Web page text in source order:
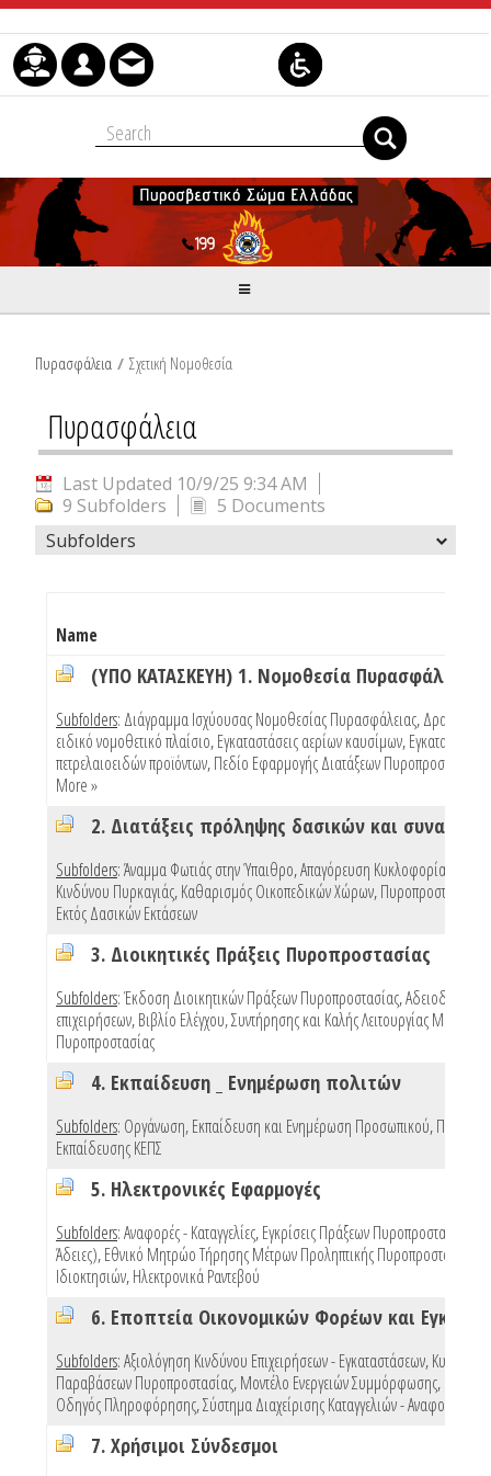
Skip to Content
Πυρασφάλεια / Σχετική Νομοθεσία
Πυρασφάλεια
Last Updated 10/9/25 9:34 AM
9 Subfolders
5 Documents
Subfolders
Name
(ΥΠΟ ΚΑΤΑΣΚΕΥΗ) 1. Νομοθεσία Πυρασφάλειας
Subfolders: Διάγραμμα Ισχύουσας Νομοθεσίας Πυρασφάλειας,
ειδικό νομοθετικό πλαίσιο,Εγκαταστάσεις αερίων καυσίμων,Εγκαταστάσεις
πετρελαιοειδών προϊόντων,Πεδίο Εφαρμογής Διατάξεων Πυροπροστασίας
More »
Subfolders:Άναμμα Φωτιάς στην Ύπαιθρο,Απαγόρευση Κυκλοφορίας Λόγω
Κινδύνου Πυρκαγιάς,Καθαρισμός Οικοπεδικών Χώρων,Πυροπροστασία
Εκτός Δασικών Εκτάσεων
3. Διοικητικές Πράξεις Πυροπροστασίας
Subfolders:Έκδοση Διοικητικών Πράξεων Πυροπροστασίας,Αδειοδότηση
επιχειρήσεων,Βιβλίο Ελέγχου, Συντήρησης και Καλής Λειτουργίας Μέσων
Πυροπροστασίας
4. Εκπαίδευση _ Ενημέρωση πολιτών
Subfolders: Οργάνωση, Εκπαίδευση και Ενημέρωση Προσωπικού,
Εκπαίδευσης ΚΕΠΣ
5. Ηλεκτρονικές Εφαρμογές
Subfolders:Αναφορές - Καταγγελίες,Εγκρίσεις Πράξεων Πυροπροστασίας
Άδειες),Εθνικό Μητρώο Τήρησης Μέτρων Προληπτικής Πυροπροστασίας
Ιδιοκτησιών,Ηλεκτρονικά Ραντεβού
Subfolders:Αξιολόγηση Κινδύνου Επιχειρήσεων - Εγκαταστάσεων,Κυρώσεις
Παραβάσεων Πυροπροστασίας,Μοντέλο Ενεργειών Συμμόρφωσης,
Οδηγός Πληροφόρησης,Σύστημα Διαχείρισης Καταγγελιών - Αναφορών
7. Χρήσιμοι Σύνδεσμοι